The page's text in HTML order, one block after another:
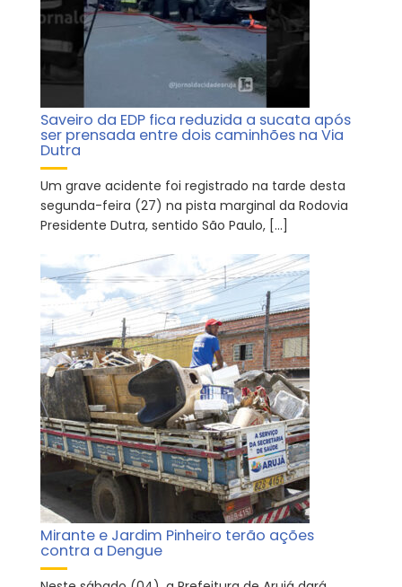
Saveiro da EDP fica reduzida a sucata após
ser prensada entre dois caminhões na Via
Dutra
Um grave acidente foi registrado na tarde desta
segunda-feira (27) na pista marginal da Rodovia
Presidente Dutra, sentido São Paulo, […]
Mirante e Jardim Pinheiro terão ações
contra a Dengue